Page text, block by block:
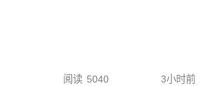
阅读 5040 3小时前